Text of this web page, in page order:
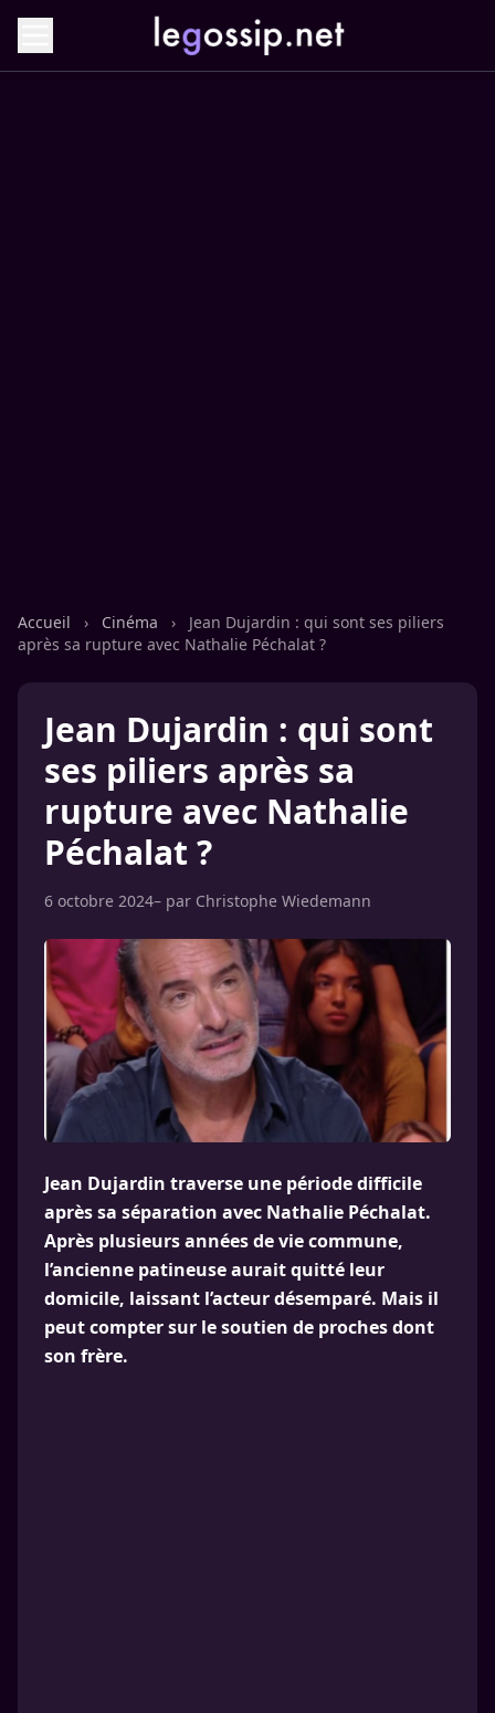
Accueil › Cinéma ›
Jean Dujardin : qui sont ses piliers
après sa rupture avec Nathalie Péchalat ?
Jean Dujardin : qui sont
ses piliers après sa
rupture avec Nathalie
Péchalat ?
6 octobre 2024– par Christophe Wiedemann
Jean Dujardin traverse une période difficile
après sa séparation avec Nathalie Péchalat.
Après plusieurs années de vie commune,
l’ancienne patineuse aurait quitté leur
domicile, laissant l’acteur désemparé. Mais il
peut compter sur le soutien de proches dont
son frère.